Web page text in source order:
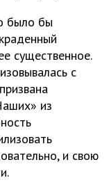
было бы
существенное.
с
из
и свою